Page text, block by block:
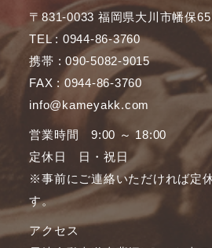
〒831-0033 福岡県大川市幡保65
TEL : 0944-86-3760
携帯 : 090-5082-9015
FAX : 0944-86-3760
info@kameyakk.com
営業時間 9:00 ～ 18:00
定休日 日・祝日
※事前にご連絡いただければ定
す。
アクセス